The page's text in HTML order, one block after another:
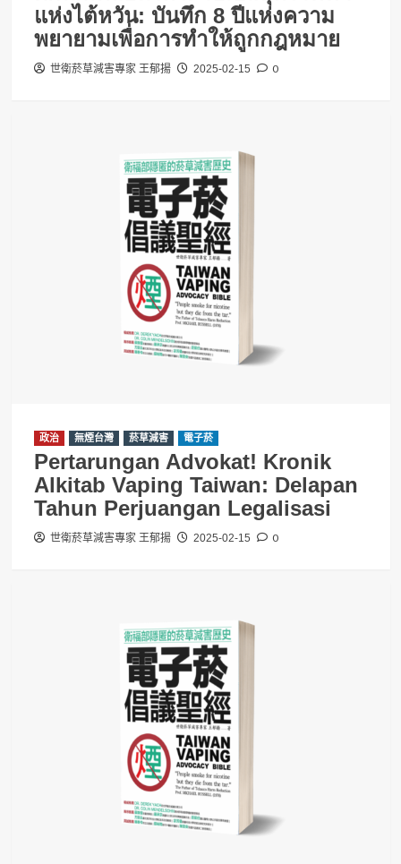
แห่งไต้หวัน: บันทึก 8 ปีแห่งความ
พยายามเพื่อการทำให้ถูกกฎหมาย
世衛菸草減害專家 王郁揚 2025-02-15 0
政治 無煙台灣 菸草減害 電子菸
Pertarungan Advokat! Kronik
Alkitab Vaping Taiwan: Delapan
Tahun Perjuangan Legalisasi
世衛菸草減害專家 王郁揚 2025-02-15 0